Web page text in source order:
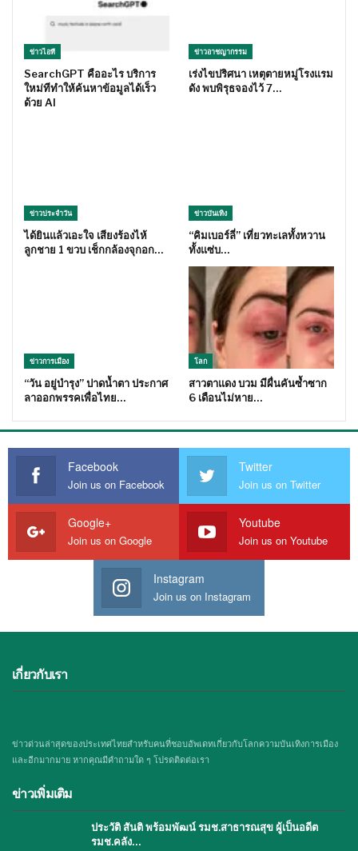
ข่าวไอที
SearchGPT คืออะไร บริการ
ใหม่ทีทำให้ค้นหาข้อมูลได้เร็ว
ด้วย AI
ข่าวอาชญากรรม
เร่งไขปริศนา เหตุตายหมู่โรงแรม
ดัง พบพิรุธจองไว้ 7…
ข่าวประจำวัน
ได้ยินแล้วเอะใจ เสียงร้องไห้
ลูกชาย 1 ขวบ เช็กกล้องจุกอก…
ข่าวบันเทิง
“คิมเบอร์ลี่” เที่ยวทะเลทั้งหวาน
ทั้งแซ่บ…
ข่าวการเมือง
“วัน อยู่บำรุง” ปาดน้ำตา ประกาศ
ลาออกพรรคเพื่อไทย…
โลก
สาวตาแดง บวม มีผื่นคันซ้ำซาก
6 เดือนไม่หาย…
Facebook
Join us on Facebook
Twitter
Join us on Twitter
Google+
Join us on Google
Youtube
Join us on Youtube
Instagram
Join us on Instagram
เกี่ยวกับเรา
ข่าวด่วนล่าสุดของประเทศไทยสำหรับคนที่ชอบอัพเดทเกี่ยวกับโลกความบันเทิงการเมือง
และอีกมากมาย หากคุณมีคำถามใด ๆ โปรดติดต่อเรา
ข่าวเพิ่มเติม
ประวัติ สันติ พร้อมพัฒน์ รมช.สาธารณสุข ผู้เป็นอดีต
รมช.คลัง…